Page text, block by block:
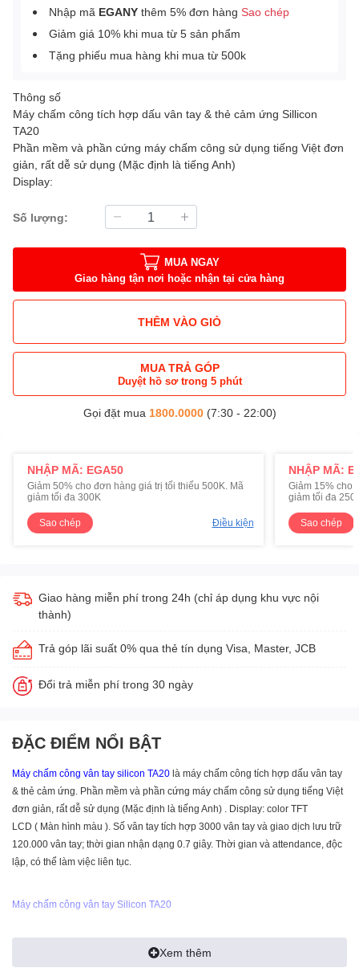
Nhập mã EGANY thêm 5% đơn hàng Sao chép
Giảm giá 10% khi mua từ 5 sản phẩm
Tặng phiếu mua hàng khi mua từ 500k
Thông số
Máy chấm công tích hợp dấu vân tay & thẻ cảm ứng Sillicon
TA20
Phần mềm và phần cứng máy chấm công sử dụng tiếng Việt đơn
giản, rất dễ sử dụng (Mặc định là tiếng Anh)
Display:
Số lượng:
MUA NGAY
Giao hàng tận nơi hoặc nhận tại cửa hàng
THÊM VÀO GIỎ
MUA TRẢ GÓP
Duyệt hồ sơ trong 5 phút
Gọi đặt mua 1800.0000(7:30 - 22:00)
NHẬP MÃ: EGA50
Giảm 50% cho đơn hàng giá trị tối thiểu 500K. Mã
giảm tối đa 300K
Sao chép Điều kiện
NHẬP MÃ:
Giảm 15% cho
giảm tối đa
Sao chép
Giao hàng miễn phí trong 24h (chỉ áp dụng khu vực nội
thành)
Trả góp lãi suất 0% qua thẻ tín dụng Visa, Master, JCB
Đổi trả miễn phí trong 30 ngày
ĐẶC ĐIỂM NỔI BẬT
Máy chấm công vân tay silicon TA20 là máy chấm công tích hợp dấu vân tay
& thẻ cảm ứng. Phần mềm và phần cứng máy chấm công sử dụng tiếng Việt
đơn giản, rất dễ sử dụng (Mặc định là tiếng Anh) . Display: color TFT
LCD ( Màn hình màu ). Số vân tay tích hợp 3000 vân tay và giao dịch lưu trữ
120.000 vân tay; thời gian nhận dạng 0.7 giây. Thời gian và attendance, độc
lập, có thể làm việc liên tục.
Máy chấm công vân tay Silicon TA20
Máy chấm công tích hợp dấu vân tay & thẻ cảm ứng Sillicon TA20
Xem thêm